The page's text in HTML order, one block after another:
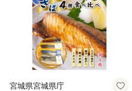
宮城県宮城県庁